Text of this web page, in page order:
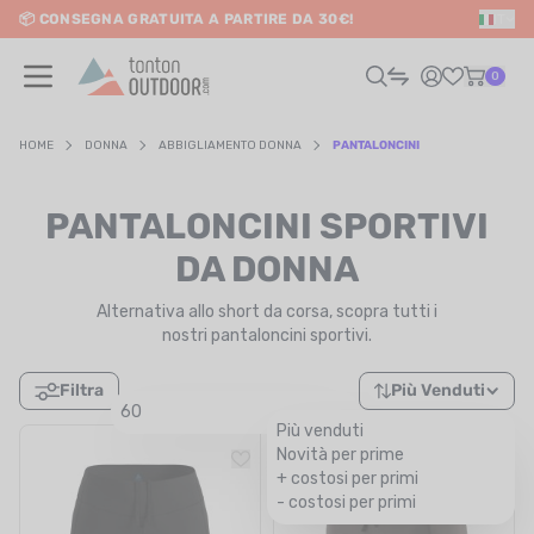
content
📦 CONSEGNA GRATUITA A PARTIRE DA 30€!
0
/ VIAGGIO
/ NUOTO
SPORT
HOME DONNA ABBIGLIAMENTO DONNA PANTALONCINI
PANTALONCINI SPORTIVI
DA DONNA
Alternativa allo short da corsa, scopra tutti i
nostri pantaloncini sportivi.
Filtra
60
Più Venduti
Più venduti
Novità per prime
+ costosi per primi
- costosi per primi
ECO-PROGETTATO